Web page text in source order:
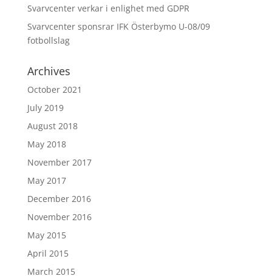
Svarvcenter verkar i enlighet med GDPR
Svarvcenter sponsrar IFK Österbymo U-08/09
fotbollslag
Archives
October 2021
July 2019
August 2018
May 2018
November 2017
May 2017
December 2016
November 2016
May 2015
April 2015
March 2015